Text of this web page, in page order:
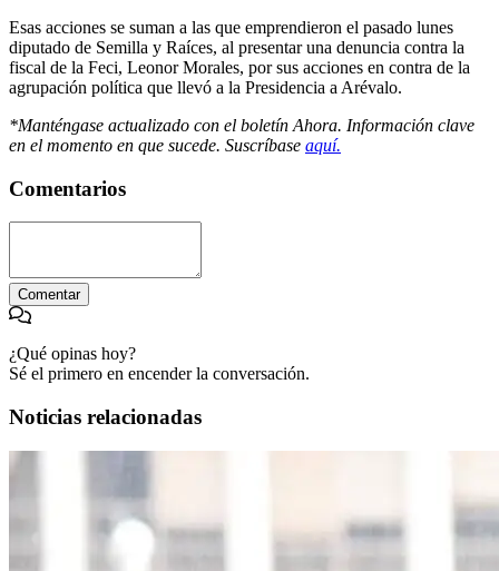
Esas acciones se suman a las que emprendieron el pasado lunes
diputado de Semilla y Raíces, al presentar una denuncia contra la
fiscal de la Feci, Leonor Morales, por sus acciones en contra de la
agrupación política que llevó a la Presidencia a Arévalo.
*Manténgase actualizado con el boletín Ahora. Información clave
en el momento en que sucede. Suscríbase aquí.
Comentarios
Comentar
¿Qué opinas hoy?
Sé el primero en encender la conversación.
Noticias relacionadas